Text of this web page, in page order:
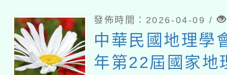
發佈時間：2026-04-09 /
中華民國地理學
年第22屆國家地